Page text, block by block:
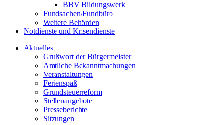
BBV Bildungswerk
Fundsachen/Fundbüro
Weitere Behörden
Notdienste und Krisendienste
Aktuelles
Grußwort der Bürgermeister
Amtliche Bekanntmachungen
Veranstaltungen
Ferienspaß
Grundsteuerreform
Stellenangebote
Presseberichte
Sitzungen